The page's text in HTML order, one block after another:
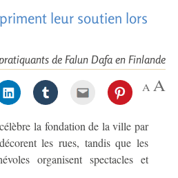
leur soutien lors
de Falun Dafa en Finlande
la fondation de la ville par
les rues, tandis que les
organisent spectacles et